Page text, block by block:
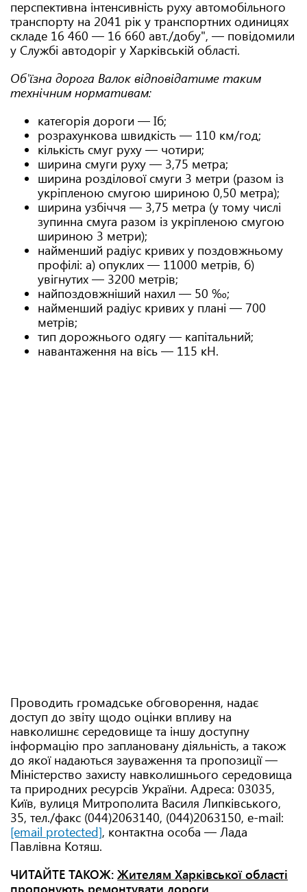
перспективна інтенсивність руху автомобільного
транспорту на 2041 рік у транспортних одиницях
складе 16 460 — 16 660 авт./добу", — повідомили
у Службі автодоріг у Харківській області.
Об'їзна дорога Валок відповідатиме таким
технічним нормативам:
категорія дороги — Iб;
розрахункова швидкість — 110 км/год;
кількість смуг руху — чотири;
ширина смуги руху — 3,75 метра;
ширина розділової смуги 3 метри (разом із
укріпленою смугою шириною 0,50 метра);
ширина узбіччя — 3,75 метра (у тому числі
зупинна смуга разом із укріпленою смугою
шириною 3 метри);
найменший радіус кривих у поздовжньому
профілі: а) опуклих — 11000 метрів, б)
увігнутих — 3200 метрів;
найпоздовжніший нахил — 50 ‰;
найменший радіус кривих у плані — 700
метрів;
тип дорожнього одягу — капітальний;
навантаження на вісь — 115 кН.
Проводить громадське обговорення, надає
доступ до звіту щодо оцінки впливу на
навколишнє середовище та іншу доступну
інформацію про заплановану діяльність, а також
до якої надаються зауваження та пропозиції —
Міністерство захисту навколишнього середовища
та природних ресурсів України. Адреса: 03035,
Київ, вулиця Митрополита Василя Липківського,
35, тел./факс (044)2063140, (044)2063150, e-mail:
[email protected], контактна особа — Лада
Павлівна Котяш.
ЧИТАЙТЕ ТАКОЖ: Жителям Харківської області
пропонують ремонтувати дороги